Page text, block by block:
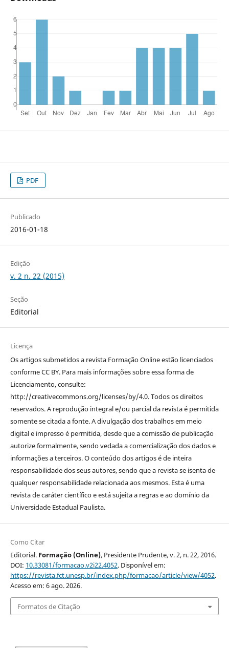
PDF
Publicado
2016-01-18
Edição
v. 2 n. 22 (2015)
Seção
Editorial
Licença
Os artigos submetidos a revista Formação Online estão licenciados
conforme CC BY. Para mais informações sobre essa forma de
Licenciamento, consulte:
http://creativecommons.org/licenses/by/4.0. Todos os direitos
reservados. A reprodução integral e/ou parcial da revista é permitida
somente se citada a fonte. A divulgação dos trabalhos em meio
digital e impresso é permitida, desde que a comissão de publicação
autorize formalmente, sendo vedada a comercialização dos dados e
informações a terceiros. O conteúdo dos artigos é de inteira
responsabilidade dos seus autores, sendo que a revista se isenta de
qualquer responsabilidade relacionada aos mesmos. Esta é uma
revista de caráter científico e está sujeita a regras e ao domínio da
Universidade Estadual Paulista.
Como Citar
Editorial. Formação (Online), Presidente Prudente, v. 2, n. 22, 2016.
DOI: 10.33081/formacao.v2i22.4052. Disponível em:
https://revista.fct.unesp.br/index.php/formacao/article/view/4052.
Acesso em: 6 ago. 2026.
Formatos de Citação